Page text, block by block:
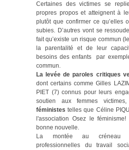
Certaines des victimes se
propres propos et atteignent à
plutôt que confirmer ce qu’elles
subies. D’autres vont se
fait qu’existe un risque commun
la parentalité et de leur
besoins des enfants par
commun.
La levée de paroles critiques
dont certains comme Gilles
PIET (7) connus pour leurs
soutien aux femmes
féministes telles que Céline
l'association Osez le
bonne nouvelle.
La montée au créneau
professionnelles du travail